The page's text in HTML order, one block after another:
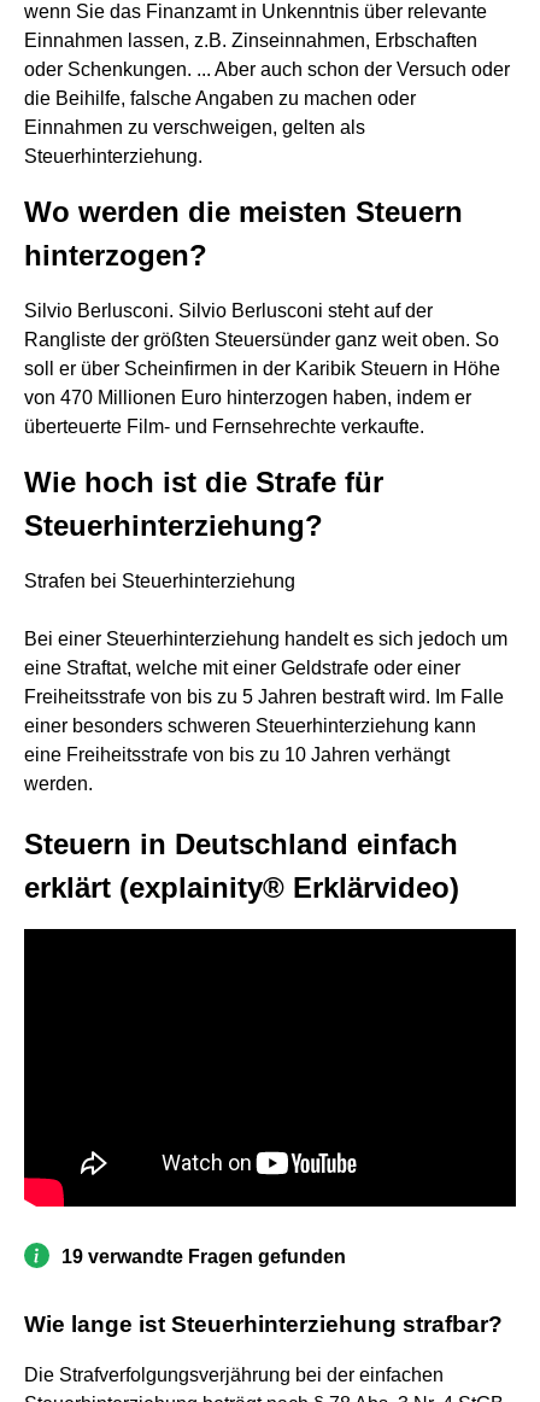
wenn Sie das Finanzamt in Unkenntnis über relevante
Einnahmen lassen, z.B. Zinseinnahmen, Erbschaften
oder Schenkungen. ... Aber auch schon der Versuch oder
die Beihilfe, falsche Angaben zu machen oder
Einnahmen zu verschweigen, gelten als
Steuerhinterziehung.
Wo werden die meisten Steuern
hinterzogen?
Silvio Berlusconi. Silvio Berlusconi steht auf der
Rangliste der größten Steuersünder ganz weit oben. So
soll er über Scheinfirmen in der Karibik Steuern in Höhe
von 470 Millionen Euro hinterzogen haben, indem er
überteuerte Film- und Fernsehrechte verkaufte.
Wie hoch ist die Strafe für
Steuerhinterziehung?
Strafen bei Steuerhinterziehung
Bei einer Steuerhinterziehung handelt es sich jedoch um
eine Straftat, welche mit einer Geldstrafe oder einer
Freiheitsstrafe von bis zu 5 Jahren bestraft wird. Im Falle
einer besonders schweren Steuerhinterziehung kann
eine Freiheitsstrafe von bis zu 10 Jahren verhängt
werden.
Steuern in Deutschland einfach
erklärt (explainity® Erklärvideo)
19 verwandte Fragen gefunden
Wie lange ist Steuerhinterziehung strafbar?
Die Strafverfolgungsverjährung bei der einfachen